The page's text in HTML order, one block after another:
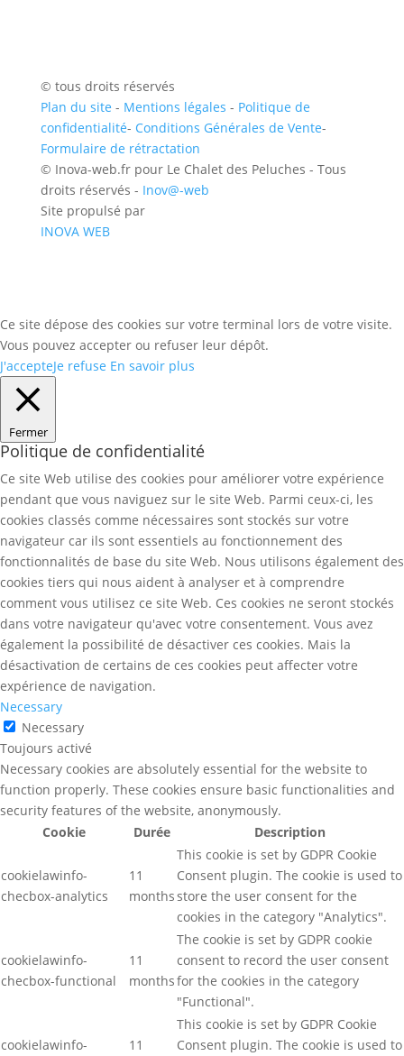
© tous droits réservés
Plan du site - Mentions légales - Politique de
confidentialité- Conditions Générales de Vente-
Formulaire de rétractation
© Inova-web.fr pour Le Chalet des Peluches - Tous
droits réservés - Inov@-web
Site propulsé par
INOVA WEB
Ce site dépose des cookies sur votre terminal lors de votre visite.
Vous pouvez accepter ou refuser leur dépôt.
J'accepteJe refuse En savoir plus
Fermer
Politique de confidentialité
Ce site Web utilise des cookies pour améliorer votre expérience
pendant que vous naviguez sur le site Web. Parmi ceux-ci, les
cookies classés comme nécessaires sont stockés sur votre
navigateur car ils sont essentiels au fonctionnement des
fonctionnalités de base du site Web. Nous utilisons également des
cookies tiers qui nous aident à analyser et à comprendre
comment vous utilisez ce site Web. Ces cookies ne seront stockés
dans votre navigateur qu'avec votre consentement. Vous avez
également la possibilité de désactiver ces cookies. Mais la
désactivation de certains de ces cookies peut affecter votre
expérience de navigation.
Necessary
Necessary
Toujours activé
Necessary cookies are absolutely essential for the website to
function properly. These cookies ensure basic functionalities and
security features of the website, anonymously.
Cookie
Durée Description
cookielawinfo-
checbox-analytics
11
months
This cookie is set by GDPR Cookie
Consent plugin. The cookie is used to
store the user consent for the
cookies in the category "Analytics".
cookielawinfo-
checbox-functional
11
months
The cookie is set by GDPR cookie
consent to record the user consent
for the cookies in the category
"Functional".
cookielawinfo-
11
This cookie is set by GDPR Cookie
Consent plugin. The cookie is used to